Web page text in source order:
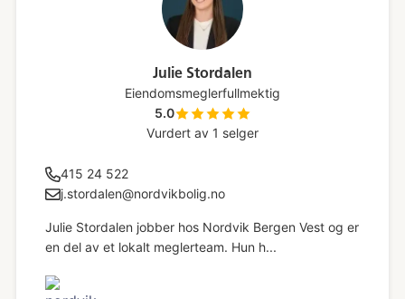
Julie Stordalen
Eiendomsmeglerfullmektig
5.0
Vurdert av 1 selger
415 24 522
j.stordalen@nordvikbolig.no
Julie Stordalen jobber hos Nordvik Bergen Vest og er
en del av et lokalt meglerteam. Hun h...